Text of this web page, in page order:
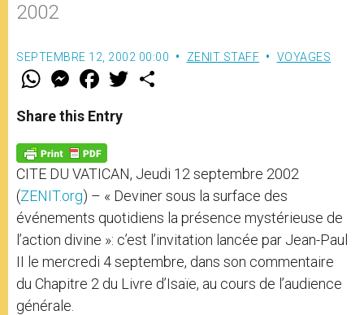
2002
SEPTEMBRE 12, 2002 00:00 ZENIT STAFF VOYAGES
W
t
s
p
p
M
e
s
e
g
e
r
F
a
e
b
o
k
w
Share this Entry
CITE DU VATICAN, Jeudi 12 septembre 2002
(ZENIT.org) – « Deviner sous la surface des
événements quotidiens la présence mystérieuse de
l’action divine »: c’est l’invitation lancée par Jean-Paul
II le mercredi 4 septembre, dans son commentaire
du Chapitre 2 du Livre d’Isaïe, au cours de l’audience
générale.